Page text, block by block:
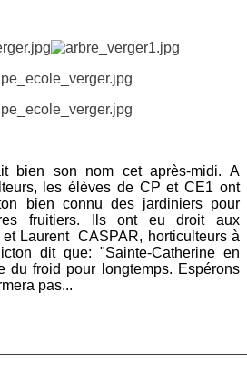
bien son nom cet après-midi. A
les élèves de CP et CE1 ont
bien connu des jardiniers pour
fruitiers. Ils ont eu droit aux
Laurent CASPAR, horticulteurs à
dit que: "Sainte-Catherine en
du froid pour longtemps. Espérons
pas...